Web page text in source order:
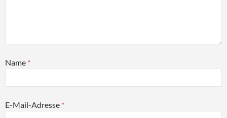
Name *
E-Mail-Adresse *